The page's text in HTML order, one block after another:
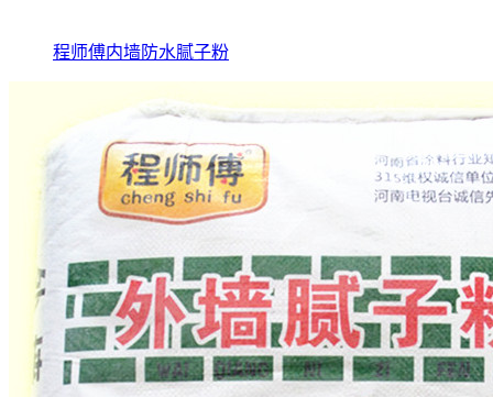
程师傅内墙防水腻子粉